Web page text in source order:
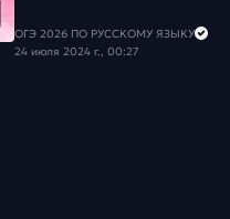
ОГЭ 2026 ПО РУССКОМУ ЯЗЫКУ
24 июля 2024 г., 00:27